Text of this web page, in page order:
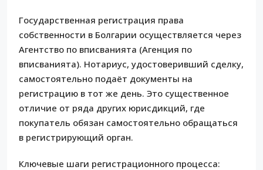
Государственная регистрация права
собственности в Болгарии осуществляется через
Агентство по вписванията (Агенция по
вписванията). Нотариус, удостоверивший сделку,
самостоятельно подаёт документы на
регистрацию в тот же день. Это существенное
отличие от ряда других юрисдикций, где
покупатель обязан самостоятельно обращаться
в регистрирующий орган.
Ключевые шаги регистрационного процесса: